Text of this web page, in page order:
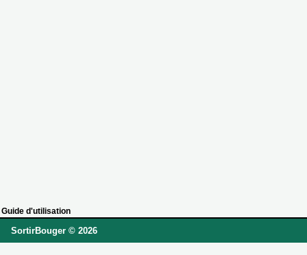
Guide d'utilisation
SortirBouger © 2026